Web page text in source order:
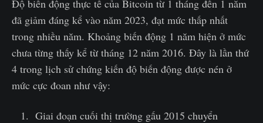
Độ biến động thực tế của Bitcoin từ 1 tháng đến 1 năm
đã giảm đáng kể vào năm 2023, đạt mức thấp nhất
trong nhiều năm. Khoảng biến động 1 năm hiện ở mức
chưa từng thấy kể từ tháng 12 năm 2016. Đây là lần thứ
4 trong lịch sử chứng kiến độ biến động được nén ở
mức cực đoan như vậy:
Giai đoạn cuối thị trường gấu 2015 chuyển